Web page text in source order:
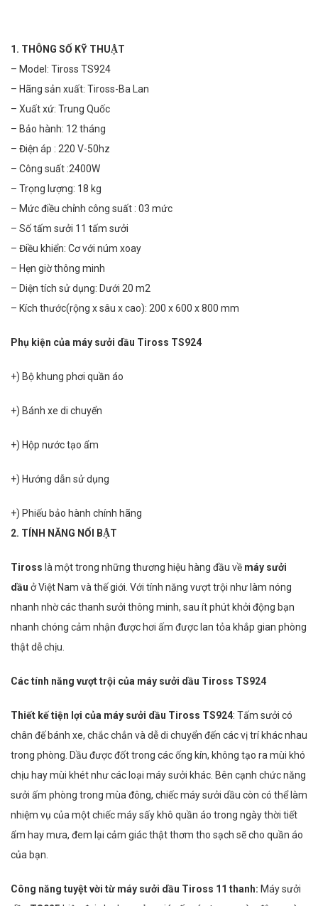
1. THÔNG SỐ KỸ THUẬT
– Model: Tiross TS924
– Hãng sản xuất: Tiross-Ba Lan
– Xuất xứ: Trung Quốc
– Bảo hành: 12 tháng
– Điện áp : 220 V-50hz
– Công suất :2400W
– Trọng lượng: 18 kg
– Mức điều chỉnh công suất : 03 mức
– Số tấm sưởi 11 tấm sưởi
– Điều khiển: Cơ với núm xoay
– Hẹn giờ thông minh
– Diện tích sử dụng: Dưới 20 m2
– Kích thước(rộng x sâu x cao): 200 x 600 x 800 mm
Phụ kiện của máy sưởi dầu Tiross TS924
+) Bộ khung phơi quần áo
+) Bánh xe di chuyển
+) Hộp nước tạo ẩm
+) Hướng dẫn sử dụng
+) Phiếu bảo hành chính hãng
2. TÍNH NĂNG NỔI BẬT
Tiross là một trong những thương hiệu hàng đầu về máy sưởi
dầu ở Việt Nam và thế giới. Với tính năng vượt trội như làm nóng
nhanh nhờ các thanh sưởi thông minh, sau ít phút khởi động bạn
nhanh chóng cảm nhận được hơi ấm được lan tỏa khắp gian phòng
thật dễ chịu.
Các tính năng vượt trội của máy sưởi dầu Tiross TS924
Thiết kế tiện lợi của máy sưởi dầu Tiross TS924: Tấm sưởi có
chân đế bánh xe, chắc chắn và dễ di chuyển đến các vị trí khác nhau
trong phòng. Dầu được đốt trong các ống kín, không tạo ra mùi khó
chịu hay mùi khét như các loại máy sưởi khác. Bên cạnh chức năng
sưởi ấm phòng trong mùa đông, chiếc máy sưởi dầu còn có thể làm
nhiệm vụ của một chiếc máy sấy khô quần áo trong ngày thời tiết
ẩm hay mưa, đem lại cảm giác thật thơm tho sạch sẽ cho quần áo
của bạn.
Công năng tuyệt vời từ máy sưởi dầu Tiross 11 thanh: Máy sưởi